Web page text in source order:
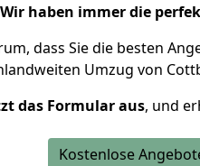
Wir haben immer die
dass Sie die besten
Umzug von
das Formular aus, und
Kostenlose